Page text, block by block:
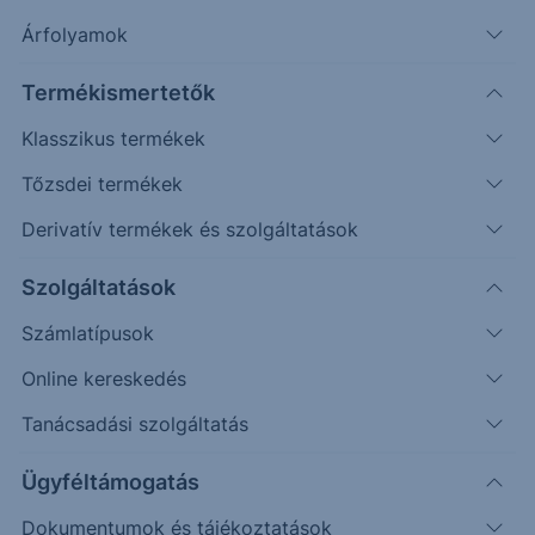
Árfolyamok
Termékismertetők
Klasszikus termékek
Tőzsdei termékek
Derivatív termékek és szolgáltatások
Szolgáltatások
Számlatípusok
Online kereskedés
Tanácsadási szolgáltatás
Ügyféltámogatás
Dokumentumok és tájékoztatások
Timeframe
Ellenállások
Napos
A„Bearish Engulfing”
alakzatnak a gyenge